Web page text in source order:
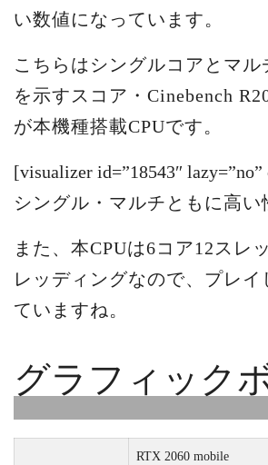
い数値になっています。
こちらはシングルコアとマル
を示すスコア・Cinebench
が本機種搭載CPUです。
[visualizer id=”18543″ lazy=”no”
シングル・マルチともに高い
また、本CPUは6コア12スレ
レッディングなので、プレイ
ていますね。
グラフィック
RTX 2060 mobile